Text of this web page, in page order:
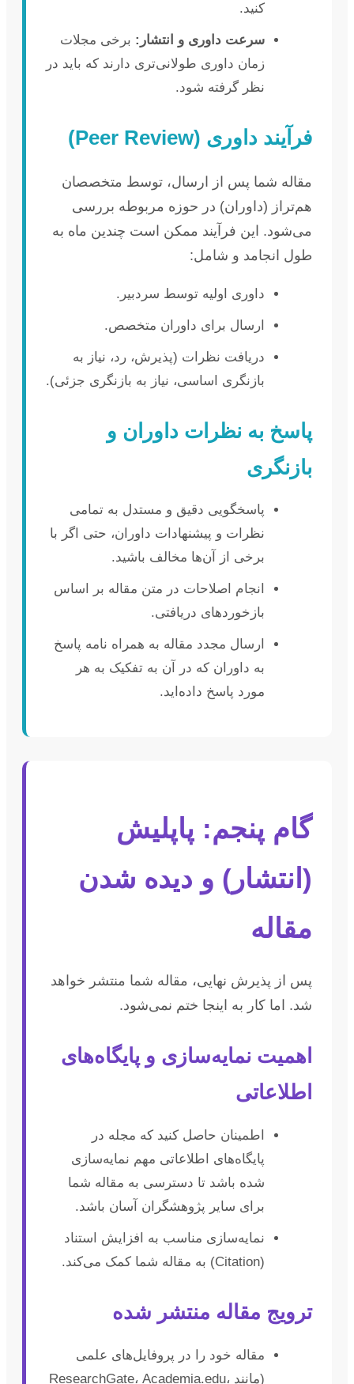
کنید.
سرعت داوری و انتشار: برخی مجلات
زمان داوری طولانی‌تری دارند که باید در
نظر گرفته شود.
فرآیند داوری (Peer Review)
مقاله شما پس از ارسال، توسط متخصصان
هم‌تراز (داوران) در حوزه مربوطه بررسی
می‌شود. این فرآیند ممکن است چندین ماه به
طول انجامد و شامل:
داوری اولیه توسط سردبیر.
ارسال برای داوران متخصص.
دریافت نظرات (پذیرش، رد، نیاز به
بازنگری اساسی، نیاز به بازنگری جزئی).
پاسخ به نظرات داوران و
بازنگری
پاسخگویی دقیق و مستدل به تمامی
نظرات و پیشنهادات داوران، حتی اگر با
برخی از آن‌ها مخالف باشید.
انجام اصلاحات در متن مقاله بر اساس
بازخوردهای دریافتی.
ارسال مجدد مقاله به همراه نامه پاسخ
به داوران که در آن به تفکیک به هر
مورد پاسخ داده‌اید.
گام پنجم: پاپلیش
(انتشار) و دیده شدن
مقاله
پس از پذیرش نهایی، مقاله شما منتشر خواهد
شد. اما کار به اینجا ختم نمی‌شود.
اهمیت نمایه‌سازی و پایگاه‌های
اطلاعاتی
اطمینان حاصل کنید که مجله در
پایگاه‌های اطلاعاتی مهم نمایه‌سازی
شده باشد تا دسترسی به مقاله شما
برای سایر پژوهشگران آسان باشد.
نمایه‌سازی مناسب به افزایش استناد
(Citation) به مقاله شما کمک می‌کند.
ترویج مقاله منتشر شده
مقاله خود را در پروفایل‌های علمی
(مانند ResearchGate، Academia.edu،